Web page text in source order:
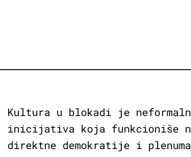
Kultura u blokadi je
inicijativa koja funkcioniše
direktne demokratije i